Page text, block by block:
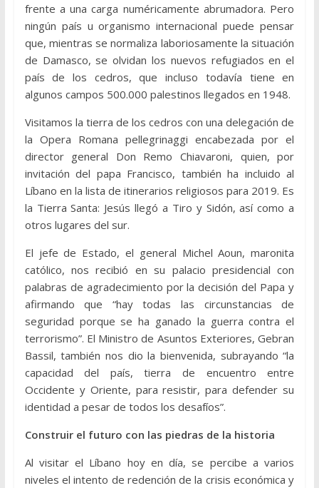
frente a una carga numéricamente abrumadora. Pero
ningún país u organismo internacional puede pensar
que, mientras se normaliza laboriosamente la situación
de Damasco, se olvidan los nuevos refugiados en el
país de los cedros, que incluso todavía tiene en
algunos campos 500.000 palestinos llegados en 1948.
Visitamos la tierra de los cedros con una delegación de
la Opera Romana pellegrinaggi encabezada por el
director general Don Remo Chiavaroni, quien, por
invitación del papa Francisco, también ha incluido al
Líbano en la lista de itinerarios religiosos para 2019. Es
la Tierra Santa: Jesús llegó a Tiro y Sidón, así como a
otros lugares del sur.
El jefe de Estado, el general Michel Aoun, maronita
católico, nos recibió en su palacio presidencial con
palabras de agradecimiento por la decisión del Papa y
afirmando que “hay todas las circunstancias de
seguridad porque se ha ganado la guerra contra el
terrorismo”. El Ministro de Asuntos Exteriores, Gebran
Bassil, también nos dio la bienvenida, subrayando “la
capacidad del país, tierra de encuentro entre
Occidente y Oriente, para resistir, para defender su
identidad a pesar de todos los desafíos”.
Construir el futuro con las piedras de la historia
Al visitar el Líbano hoy en día, se percibe a varios
niveles el intento de redención de la crisis económica y